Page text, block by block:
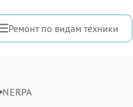
Ремонт по видам техники
NERPA